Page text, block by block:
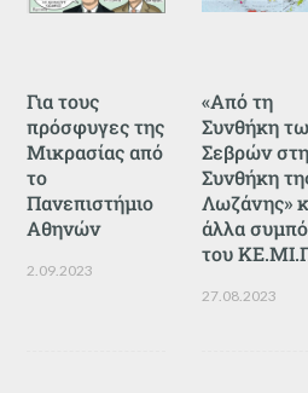
Για τους
πρόσφυγες της
Μικρασίας από
το
Πανεπιστήμιο
Αθηνών
2.09.2023
«Από τη
Συνθήκη
Σεβρών στη
Συνθήκη
Λωζάνης»
άλλα
του
27.08.2023